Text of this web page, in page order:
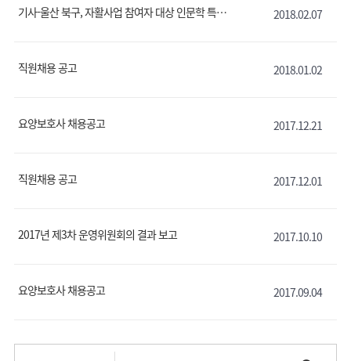
기사-울산 북구, 자활사업 참여자 대상 인문학 특강 2018.02.07
직원채용 공고 2018.01.02
요양보호사 채용공고 2017.12.21
직원채용 공고 2017.12.01
2017년 제3차 운영위원회의 결과 보고 2017.10.10
요양보호사 채용공고 2017.09.04